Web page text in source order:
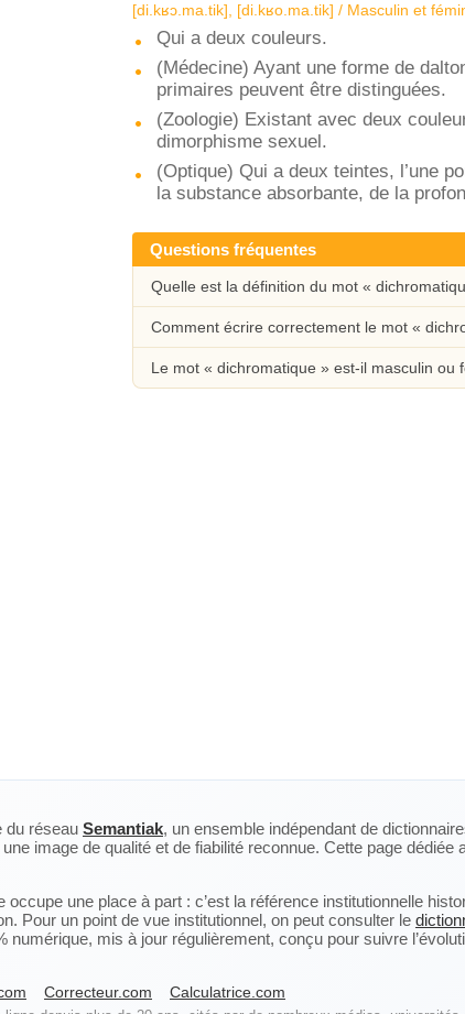
[di.kʁɔ.ma.tik], [di.kʁo.ma.tik] / Masculin et
Qui a deux couleurs.
(Médecine) Ayant une forme de
primaires peuvent être distinguées.
(Zoologie) Existant avec deux
dimorphisme sexuel.
(Optique) Qui a deux teintes, l’une
la substance absorbante, de la
Questions fréquentes
Quelle est la définition du mot «
Comment écrire correctement le mot «
Le mot « dichromatique » est-il masculin ou
du réseau Semantiak, un ensemble indépendant de
image de qualité et de fiabilité reconnue. Cette page dédiée
occupe une place à part : c’est la référence institutionnelle
Pour un point de vue institutionnel, on peut consulter le
numérique, mis à jour régulièrement, conçu pour suivre
Correcteur.com Calculatrice.com